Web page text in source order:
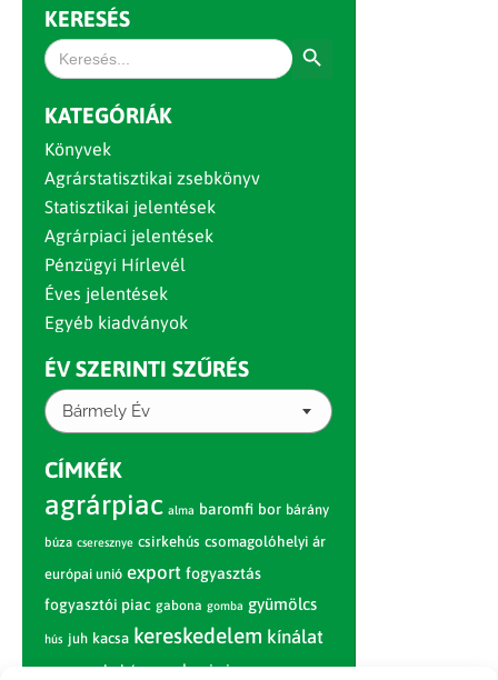
KERESÉS
Search
for:
KATEGÓRIÁK
Könyvek
Agrárstatisztikai zsebkönyv
Statisztikai jelentések
Agrárpiaci jelentések
Pénzügyi Hírlevél
Éves jelentések
Egyéb kiadványok
ÉV SZERINTI SZŰRÉS
Bármely Év
CÍMKÉK
agrárpiac alma baromfi bor bárány
búza cseresznye csirkehús csomagolóhelyi ár
európai unió export fogyasztás
fogyasztói piac gabona gomba gyümölcs
hús juh kacsa kereskedelem kínálat
körte marhahús nagybani piac narancs